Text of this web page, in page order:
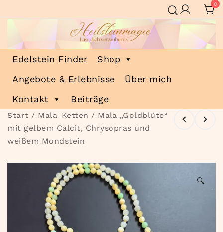
Inhalt
0
Heilsteinmagie
Lass dich verzaubern
Edelstein Finder
Shop
Angebote & Erlebnisse
Über mich
Kontakt
Beiträge
Start / Mala-Ketten / Mala „Goldblüte“
mit gelbem Calcit, Chrysopras und
weißem Mondstein
🔍